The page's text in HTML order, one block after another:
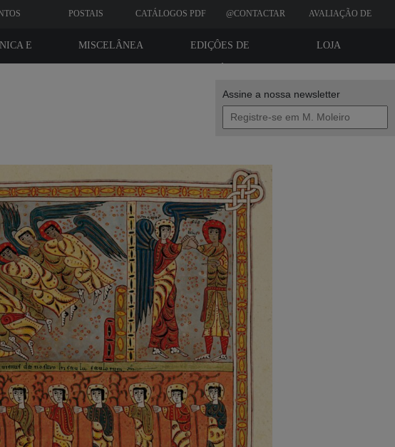
Assine a nossa newsletter
POSTAIS CATÁLOGOS PDF @CONTACTAR AVALIAÇÃO DE
LOJA
EDIÇÔES DE
MISCELÂNEA
E